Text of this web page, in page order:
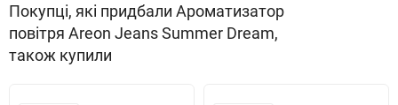
Покупці, які придбали Ароматизатор
повітря Areon Jeans Summer Dream,
також купили